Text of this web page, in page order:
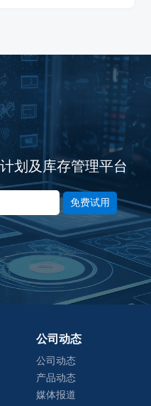
划及库存管理平台
免费试用
公司动态
公司动态
产品动态
媒体报道